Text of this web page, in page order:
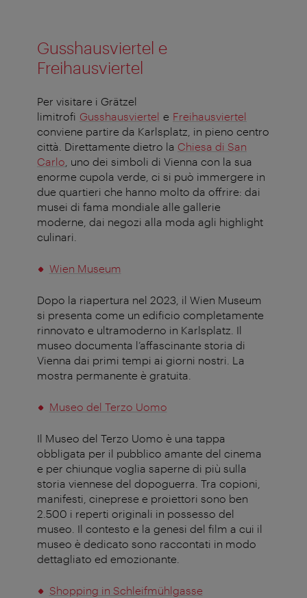
Gusshausviertel e
Freihausviertel
Per visitare i Grätzel
limitrofi Gusshausviertel e Freihausviertel
conviene partire da Karlsplatz, in pieno centro
città. Direttamente dietro la Chiesa di San
Carlo , uno dei simboli di Vienna con la sua
enorme cupola verde, ci si può immergere in
due quartieri che hanno molto da offrire: dai
musei di fama mondiale alle gallerie
moderne, dai negozi alla moda agli highlight
culinari.
Wien Museum
Dopo la riapertura nel 2023, il Wien Museum
si presenta come un edificio completamente
rinnovato e ultramoderno in Karlsplatz. Il
museo documenta l’affascinante storia di
Vienna dai primi tempi ai giorni nostri. La
mostra permanente è gratuita.
Museo del Terzo Uomo
Il Museo del Terzo Uomo è una tappa
obbligata per il pubblico amante del cinema
e per chiunque voglia saperne di più sulla
storia viennese del dopoguerra. Tra copioni,
manifesti, cineprese e proiettori sono ben
2.500 i reperti originali in possesso del
museo. Il contesto e la genesi del film a cui il
museo è dedicato sono raccontati in modo
dettagliato ed emozionante.
Shopping in Schleifmühlgasse